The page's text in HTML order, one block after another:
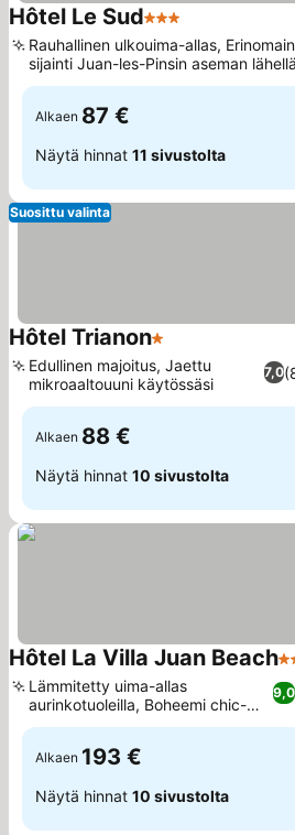
Hôtel Le Sud3 Tähtiluokitus
Rauhallinen ulkouima-allas,
sijainti Juan-les-Pinsin aseman lähellä
Alkaen 87 €
Näytä hinnat 11 sivustolta
Suosittu valinta
Hôtel Trianon1 Tähtiluokitus
7,0
Edullinen majoitus, Jaettu
mikroaaltouuni käytössäsi
Alkaen 88 €
Näytä hinnat 10 sivustolta
Hôtel La Villa Juan Beach3
9,0
Lämmitetty uima-allas
aurinkotuoleilla, Boheemi chic-
sisustus
Alkaen 193 €
Näytä hinnat 10 sivustolta